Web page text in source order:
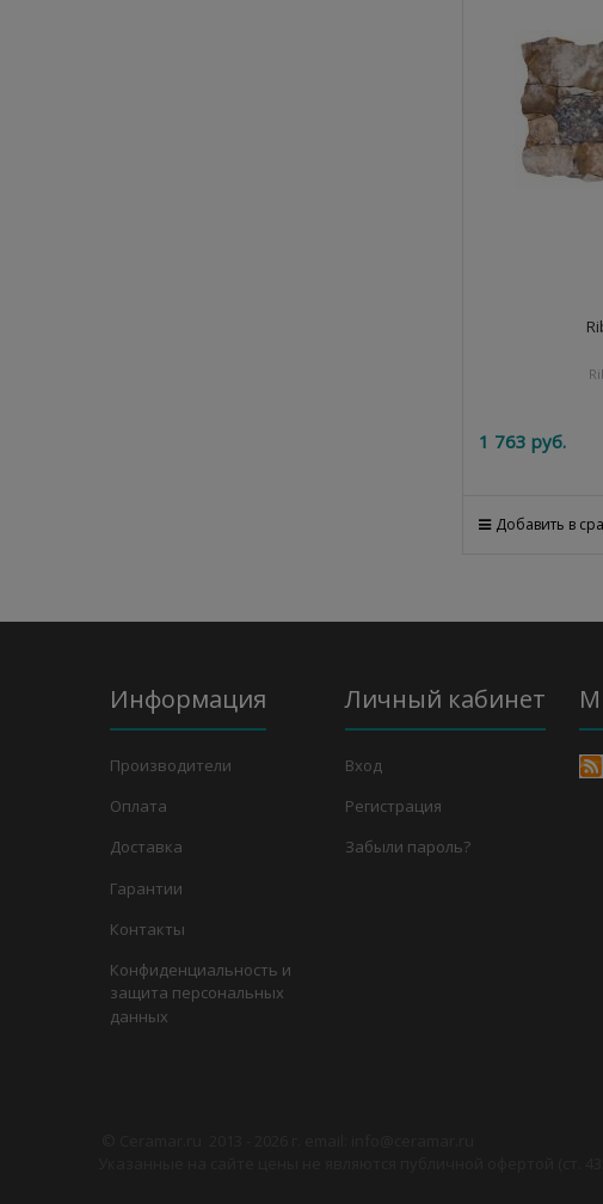
1 763 руб.
Добавить в
Информация
Производители
Оплата
Доставка
Гарантии
Контакты
Конфиденциальность и
защита персональных
данных
Личный кабинет
Вход
Регистрация
Забыли пароль?
Указанные на сайте цены не являются публичной офертой (ст.